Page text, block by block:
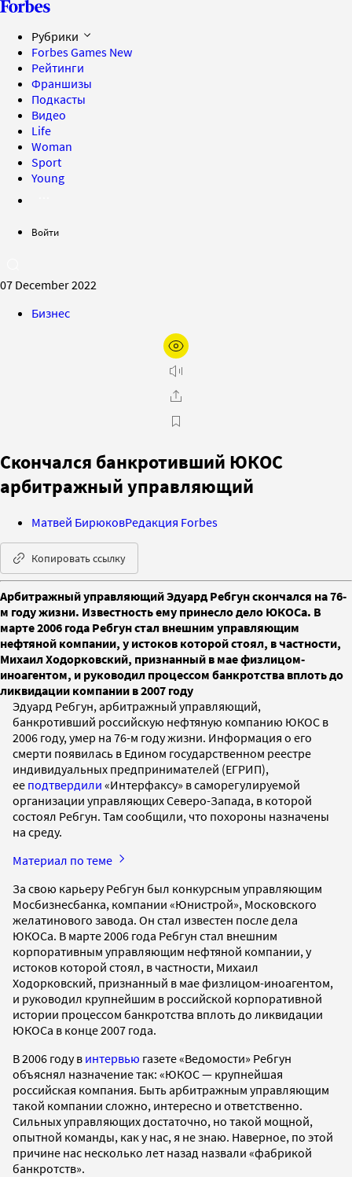
Рубрики
Forbes Games New
Рейтинги
Франшизы
Подкасты
Видео
Life
Woman
Sport
Young
Войти
07 December 2022
Бизнес
Скончался банкротивший ЮКОС
арбитражный управляющий
Матвей БирюковРедакция Forbes
Копировать ссылку
Арбитражный управляющий Эдуард Ребгун скончался на 76-
м году жизни. Известность ему принесло дело ЮКОСа. В
марте 2006 года Ребгун стал внешним управляющим
нефтяной компании, у истоков которой стоял, в частности,
Михаил Ходорковский, признанный в мае физлицом-
иноагентом, и руководил процессом банкротства вплоть до
ликвидации компании в 2007 году
Эдуард Ребгун, арбитражный управляющий,
банкротивший российскую нефтяную компанию ЮКОС в
2006 году, умер на 76-м году жизни. Информация о его
смерти появилась в Едином государственном реестре
индивидуальных предпринимателей (ЕГРИП),
ее подтвердили «Интерфаксу» в саморегулируемой
организации управляющих Северо-Запада, в которой
состоял Ребгун. Там сообщили, что похороны назначены
на среду.
Материал по теме
За свою карьеру Ребгун был конкурсным управляющим
Мосбизнесбанка, компании «Юнистрой», Московского
желатинового завода. Он стал известен после дела
ЮКОСа. В марте 2006 года Ребгун стал внешним
корпоративным управляющим нефтяной компании, у
истоков которой стоял, в частности, Михаил
Ходорковский, признанный в мае физлицом-иноагентом,
и руководил крупнейшим в российской корпоративной
истории процессом банкротства вплоть до ликвидации
ЮКОСа в конце 2007 года.
В 2006 году в интервью газете «Ведомости» Ребгун
объяснял назначение так: «ЮКОС — крупнейшая
российская компания. Быть арбитражным управляющим
такой компании сложно, интересно и ответственно.
Сильных управляющих достаточно, но такой мощной,
опытной команды, как у нас, я не знаю. Наверное, по этой
причине нас несколько лет назад назвали «фабрикой
банкротств».